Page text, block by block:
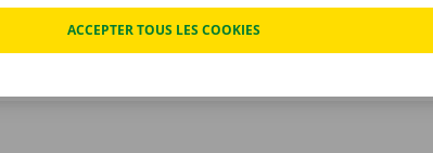
ACCEPTER TOUS LES COOKIES